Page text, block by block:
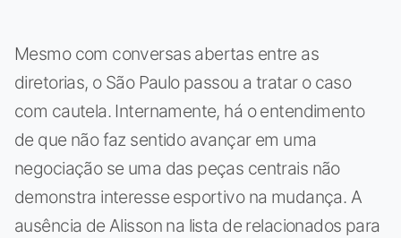
Mesmo com conversas abertas entre as
diretorias, o São Paulo passou a tratar o caso
com cautela. Internamente, há o entendimento
de que não faz sentido avançar em uma
negociação se uma das peças centrais não
demonstra interesse esportivo na mudança. A
ausência de Alisson na lista de relacionados para